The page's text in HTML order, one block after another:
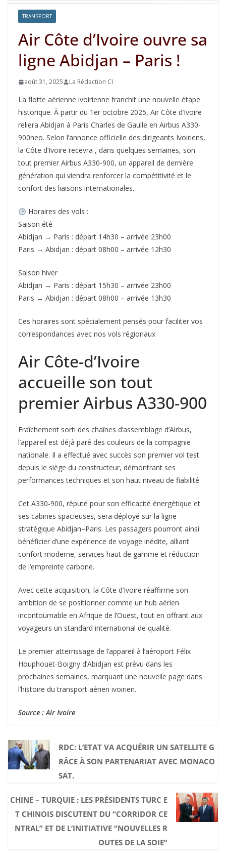
TRANSPORT
Air Côte d’Ivoire ouvre sa
ligne Abidjan – Paris !
août 31, 2025 La Rédaction CI
La flotte aérienne ivoirienne franchit une nouvelle étape
historique. À partir du 1er octobre 2025, Air Côte d’Ivoire
reliera Abidjan à Paris Charles de Gaulle en Airbus A330-
900neo. Selon l’annonce officielle des dirigeants Ivoiriens,
la Côte d’Ivoire recevra , dans quelques semaines, son
tout premier Airbus A330-900, un appareil de dernière
génération qui viendra renforcer la compétitivité et le
confort des liaisons internationales.
Horaires des vols :
Saison été
Abidjan → Paris : départ 14h30 – arrivée 23h00
Paris → Abidjan : départ 08h00 – arrivée 12h30
Saison hiver
Abidjan → Paris : départ 15h30 – arrivée 23h00
Paris → Abidjan : départ 08h00 – arrivée 13h30
Ces horaires sont spécialement pensés pour faciliter vos
correspondances avec nos vols régionaux
Air Côte-d’Ivoire
accueille son tout
premier Airbus A330-900
Fraîchement sorti des chaînes d’assemblage d’Airbus,
l’appareil est déjà paré des couleurs de la compagnie
nationale. Il a effectué avec succès son premier vol test
depuis le siège du constructeur, démontrant ses
performances techniques et son haut niveau de fiabilité.
Cet A330-900, réputé pour son efficacité énergétique et
ses cabines spacieuses, sera déployé sur la ligne
stratégique Abidjan–Paris. Les passagers pourront ainsi
bénéficier d’une expérience de voyage inédite, alliant
confort moderne, services haut de gamme et réduction
de l’empreinte carbone.
Avec cette acquisition, la Côte d’Ivoire réaffirme son
ambition de se positionner comme un hub aérien
incontournable en Afrique de l’Ouest, tout en offrant aux
voyageurs un standard international de qualité.
Le premier atterrissage de l’appareil à l’aéroport Félix
Houphouët-Boigny d’Abidjan est prévu dans les
prochaines semaines, marquant une nouvelle page dans
l’histoire du transport aérien ivoirien.
Source : Air Ivoire
RDC: L’ETAT VA ACQUÉRIR UN SATELLITE G
RÂCE À SON PARTENARIAT AVEC MONACO
SAT.
CHINE – TURQUIE : LES PRÉSIDENTS TURC E
T CHINOIS DISCUTENT DU “CORRIDOR CE
NTRAL” ET DE L’INITIATIVE “NOUVELLES R
OUTES DE LA SOIE”